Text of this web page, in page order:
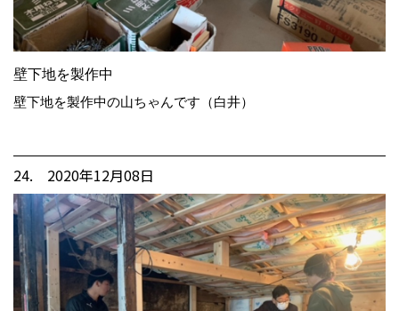
壁下地を製作中
壁下地を製作中の山ちゃんです（白井）
24. 2020年12月08日